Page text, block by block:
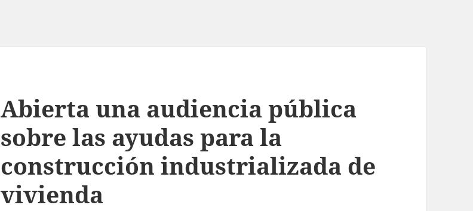
Abierta una audiencia pública
sobre las ayudas para la
construcción industrializada de
vivienda